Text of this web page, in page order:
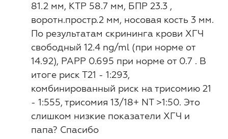
81.2 мм, КТР 58.7 мм, БПР 23.3 ,
воротн.простр.2 мм, носовая кость 3 мм.
По результатам скрининга крови ХГЧ
свободный 12.4 ng/ml (при норме от
14.92), РАРР 0.695 при норме от 0.7 . В
итоге риск Т21 - 1:293,
комбинированный риск на трисомию 21
- 1:555, трисомия 13/18+ NT >1:50. Это
слишком низкие показатели ХГЧ и
папа? Спасибо